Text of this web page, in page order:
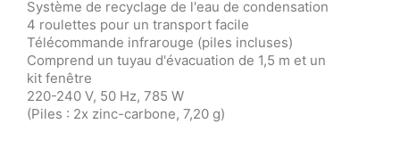
Système de recyclage de l'eau de condensation
4 roulettes pour un transport facile
Télécommande infrarouge (piles incluses)
Comprend un tuyau d'évacuation de 1,5 m et un
kit fenêtre
220-240 V, 50 Hz, 785 W
(Piles : 2x zinc-carbone, 7,20 g)